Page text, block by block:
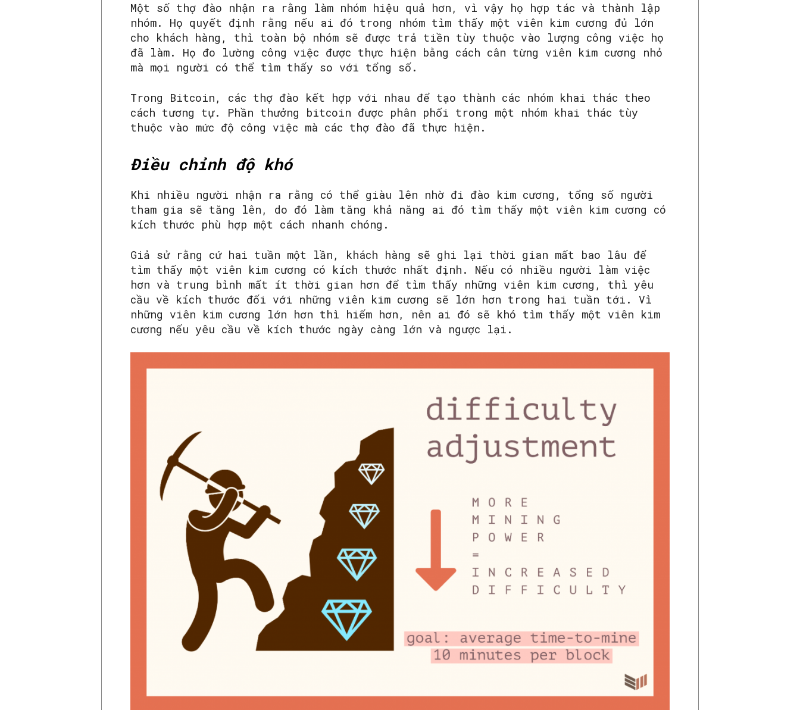
Một số thợ đào nhận ra rằng làm nhóm hiệu quả hơn, vì vậy họ hợp tác và thành lập
nhóm. Họ quyết định rằng nếu ai đó trong nhóm tìm thấy một viên kim cương đủ lớn
cho khách hàng, thì toàn bộ nhóm sẽ được trả tiền tùy thuộc vào lượng công việc họ
đã làm. Họ đo lường công việc được thực hiện bằng cách cân từng viên kim cương nhỏ
mà mọi người có thể tìm thấy so với tổng số.
Trong Bitcoin, các thợ đào kết hợp với nhau để tạo thành các nhóm khai thác theo
cách tương tự. Phần thưởng bitcoin được phân phối trong một nhóm khai thác tùy
thuộc vào mức độ công việc mà các thợ đào đã thực hiện.
Điều chỉnh độ khó
Khi nhiều người nhận ra rằng có thể giàu lên nhờ đi đào kim cương, tổng số người
tham gia sẽ tăng lên, do đó làm tăng khả năng ai đó tìm thấy một viên kim cương có
kích thước phù hợp một cách nhanh chóng.
Giả sử rằng cứ hai tuần một lần, khách hàng sẽ ghi lại thời gian mất bao lâu để
tìm thấy một viên kim cương có kích thước nhất định. Nếu có nhiều người làm việc
hơn và trung bình mất ít thời gian hơn để tìm thấy những viên kim cương, thì yêu
cầu về kích thước đối với những viên kim cương sẽ lớn hơn trong hai tuần tới. Vì
những viên kim cương lớn hơn thì hiếm hơn, nên ai đó sẽ khó tìm thấy một viên kim
cương nếu yêu cầu về kích thước ngày càng lớn và ngược lại.